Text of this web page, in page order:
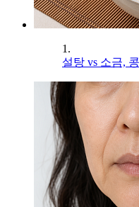
1.
설탕 vs 소금,